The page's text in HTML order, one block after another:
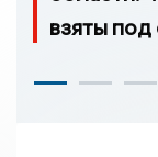
взяты под